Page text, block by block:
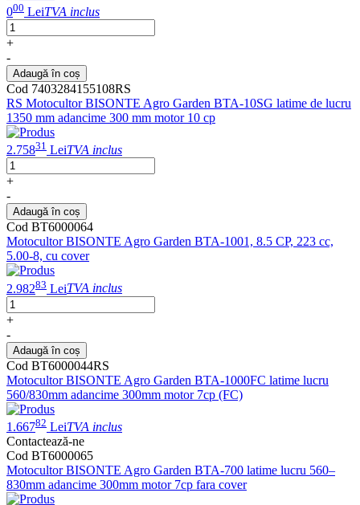
000 LeiTVA inclus
+
-
Adaugă în coș
Cod 7403284155108RS
RS Motocultor BISONTE Agro Garden BTA-10SG latime de lucru
1350 mm adancime 300 mm motor 10 cp
2.75831 LeiTVA inclus
+
-
Adaugă în coș
Cod BT6000064
Motocultor BISONTE Agro Garden BTA-1001, 8.5 CP, 223 cc,
5.00-8, cu cover
2.98283 LeiTVA inclus
+
-
Adaugă în coș
Cod BT6000044RS
Motocultor BISONTE Agro Garden BTA-1000FC latime lucru
560/830mm adancime 300mm motor 7cp (FC)
1.66782 LeiTVA inclus
Contactează-ne
Cod BT6000065
Motocultor BISONTE Agro Garden BTA-700 latime lucru 560–
830mm adancime 300mm motor 7cp fara cover